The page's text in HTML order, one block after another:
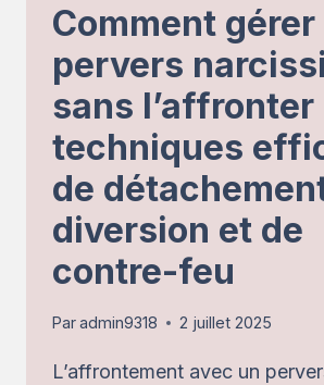
Comment gérer
pervers
sans l’affronter
techniques
de
diversion et de
contre-feu
Paradmin9318 2 juillet 2025
L’affrontement avec un